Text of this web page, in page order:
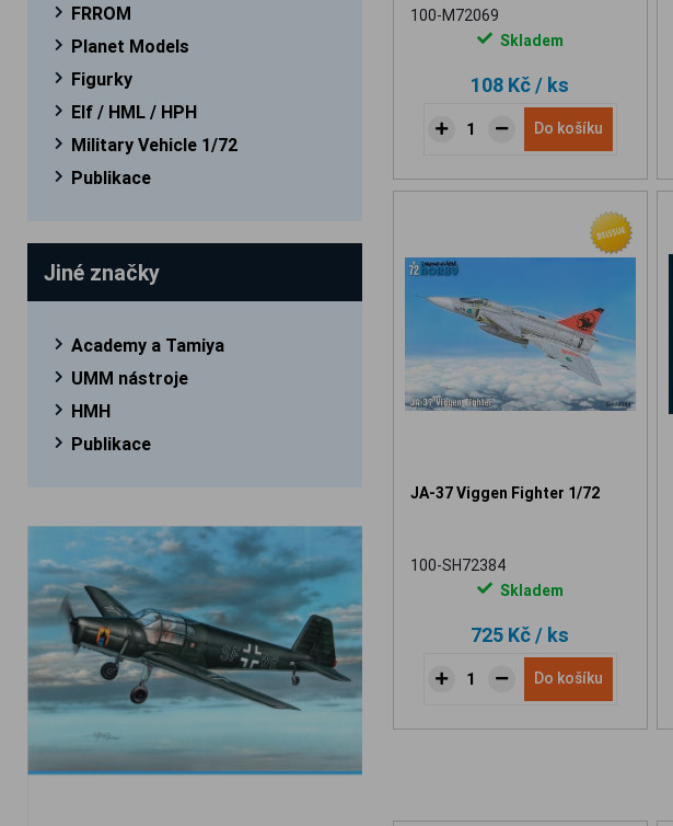
FRROM
Planet Models
Figurky
Elf / HML / HPH
Military Vehicle 1/72
Publikace
Jiné značky
Academy a Tamiya
UMM nástroje
HMH
Publikace
100-M72069
Skladem
108 Kč/ ks
Do košíku
JA-37 Viggen Fighter 1/72
100-SH72384
Skladem
725 Kč/ ks
Do košíku